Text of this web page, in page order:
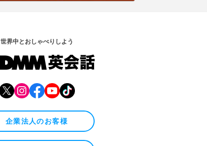
世界中とおしゃべりしよう
企業法人のお客様